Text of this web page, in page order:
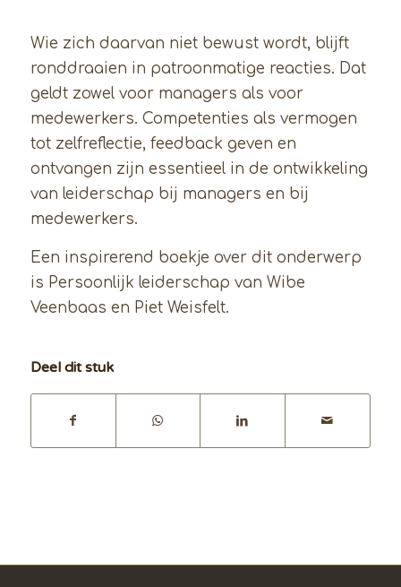
Wie zich daarvan niet bewust wordt, blijft
ronddraaien in patroonmatige reacties. Dat
geldt zowel voor managers als voor
medewerkers. Competenties als vermogen
tot zelfreflectie, feedback geven en
ontvangen zijn essentieel in de ontwikkeling
van leiderschap bij managers en bij
medewerkers.
Een inspirerend boekje over dit onderwerp
is Persoonlijk leiderschap van Wibe
Veenbaas en Piet Weisfelt.
Deel dit stuk